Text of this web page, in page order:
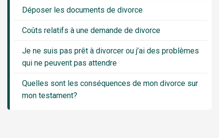
Déposer les documents de divorce
Coûts relatifs à une demande de divorce
Je ne suis pas prêt à divorcer ou j’ai des problèmes
qui ne peuvent pas attendre
Quelles sont les conséquences de mon divorce sur
mon testament?